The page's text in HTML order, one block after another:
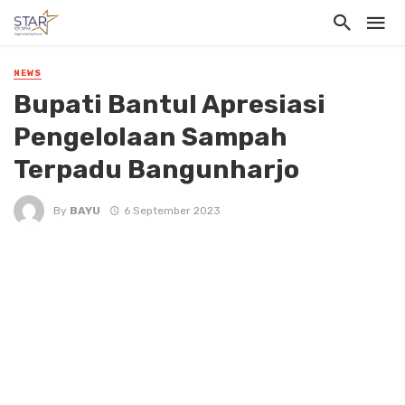
NEWS
Bupati Bantul Apresiasi
Pengelolaan Sampah
Terpadu Bangunharjo
By BAYU 6 September 2023